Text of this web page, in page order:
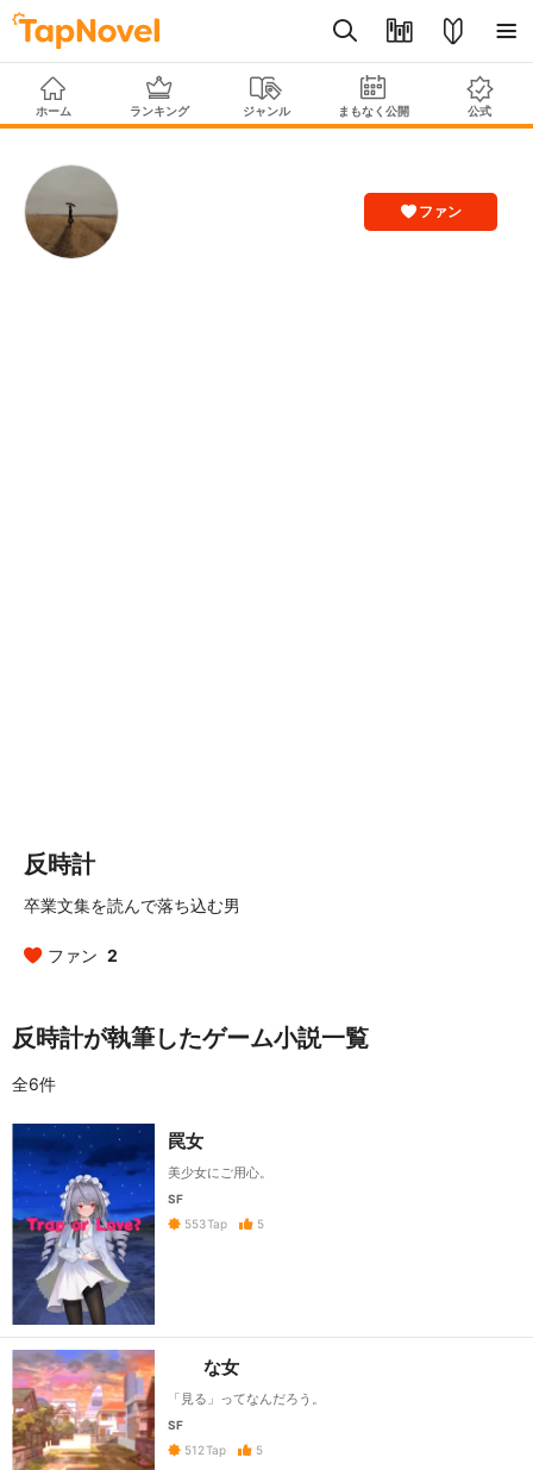
ホーム ランキング ジャンル まもなく公開 公式
ファン
反時計
卒業文集を読んで落ち込む男
ファン 2
反時計が執筆したゲーム小説一覧
全6件
罠女
美少女にご用心。
SF
553Tap 5
な女
「見る」ってなんだろう。
SF
512Tap 5